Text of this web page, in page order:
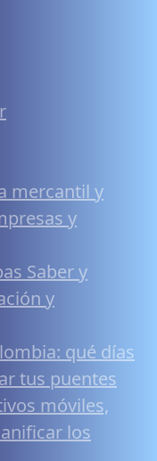
mercantil y
y
Saber y
y
qué días
tus puentes
móviles,
los